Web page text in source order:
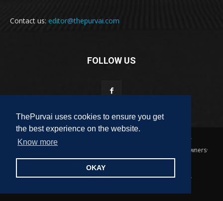
ThePurvai uses cookies to ensure you get
the best experience on the website.
Know more
OKAY
Contact us: editor@thepurvai.com
FOLLOW US
Copyright 2018-2023 THE PURVAI | All Rights Reserved · And Our
Sitemap · All Logos & Trademark Belongs To Their Respective Owners·
Designed & Developed byALL DIGI SEO
पुरवाई अपनी बात कविता कहानी साहित्यिक हलचल लेख
लघुकथा